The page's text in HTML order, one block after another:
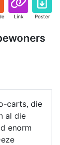
Link Poster
carts, die
al die
enorm